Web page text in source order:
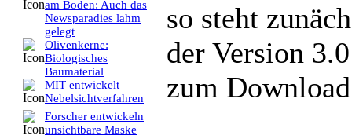
am Boden: Auch das
Newsparadies lahm
gelegt
Olivenkerne:
Biologisches
Baumaterial
MIT entwickelt
Nebelsichtverfahren
Forscher entwickeln
unsichtbare Maske
so steht
der Version
zum